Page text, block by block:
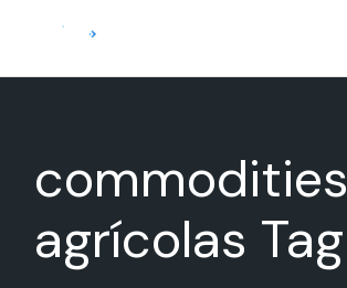
commodities
agrícolas Tag